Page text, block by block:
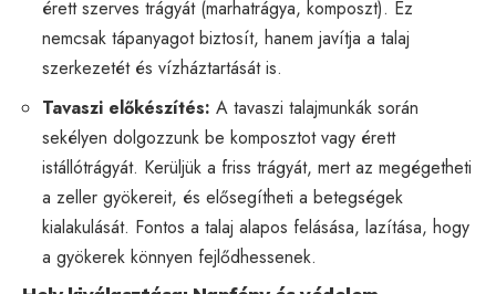
érett szerves trágyát (marhatrágya, komposzt). Ez
nemcsak tápanyagot biztosít, hanem javítja a talaj
szerkezetét és vízháztartását is.
Tavaszi előkészítés: A tavaszi talajmunkák során
sekélyen dolgozzunk be komposztot vagy érett
istállótrágyát. Kerüljük a friss trágyát, mert az megégetheti
a zeller gyökereit, és elősegítheti a betegségek
kialakulását. Fontos a talaj alapos felásása, lazítása, hogy
a gyökerek könnyen fejlődhessenek.